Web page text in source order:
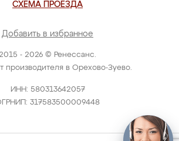
2015 - 2026 © Ренессанс.
производителя в Орехово-Зуево.
ИНН: 580313642057
317583500009448
СХЕМА ПРОЕЗДА
Добавить в избранное